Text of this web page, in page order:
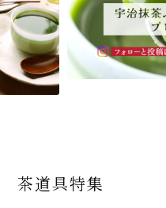
茶道具特集